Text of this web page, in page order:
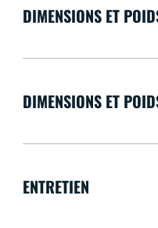
DIMENSIONS ET
DIMENSIONS ET
ENTRETIEN